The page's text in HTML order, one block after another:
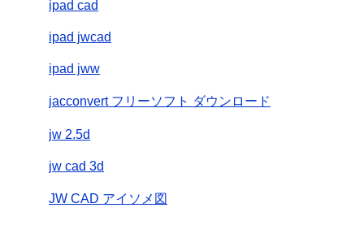
ipad cad
ipad jwcad
ipad jww
jacconvert フリーソフト ダウンロード
jw 2.5d
jw cad 3d
JW CAD アイソメ図